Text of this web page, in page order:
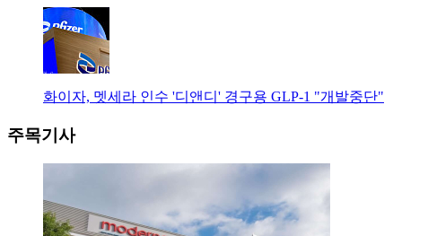
화이자, 멧세라 인수 '디앤디' 경구용 GLP-1 "개발중단"
주목기사